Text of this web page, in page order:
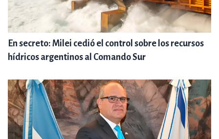
En secreto: Milei cedió el control sobre los recursos
hídricos argentinos al Comando Sur